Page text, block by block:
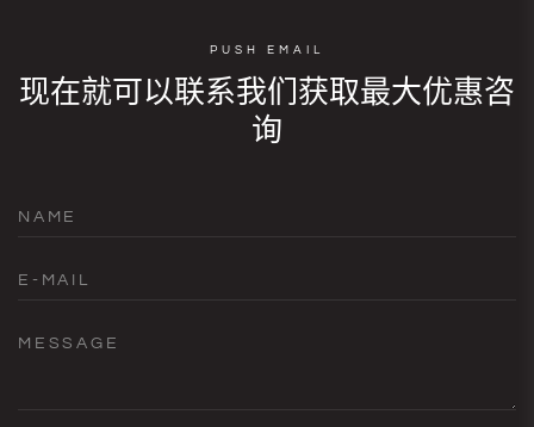
PUSH EMAIL
现在就可以联系我们获取最大优惠咨
询
NAME
E-MAIL
MESSAGE